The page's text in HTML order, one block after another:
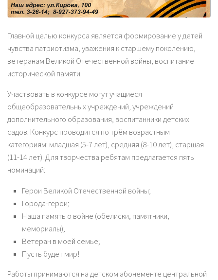
Главной целью конкурса является формирование у детей
чувства патриотизма, уважения к старшему поколению,
ветеранам Великой Отечественной войны, воспитание
исторической памяти.
Участвовать в конкурсе могут учащиеся
общеобразовательных учреждений, учреждений
дополнительного образования, воспитанники детских
садов. Конкурс проводится по трём возрастным
категориям: младшая (5-7 лет), средняя (8-10 лет), старшая
(11-14 лет). Для творчества ребятам предлагается пять
номинаций:
Герои Великой Отечественной войны;
Города-герои;
Наша память о войне (обелиски, памятники,
мемориалы);
Ветеран в моей семье;
Пусть будет мир!
Работы принимаются на детском абонементе центральной